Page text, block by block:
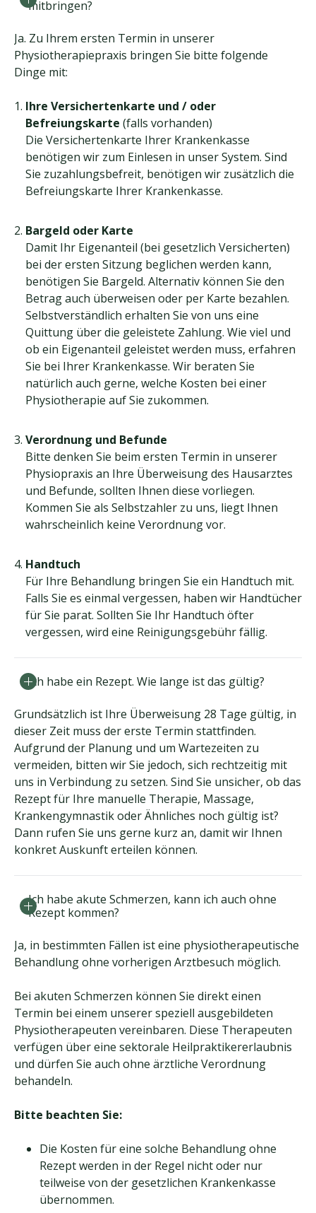
mitbringen?
Ja. Zu Ihrem ersten Termin in unserer
Physiotherapiepraxis bringen Sie bitte folgende
Dinge mit:
Ihre Versichertenkarte und / oder
Befreiungskarte (falls vorhanden)
Die Versichertenkarte Ihrer Krankenkasse
benötigen wir zum Einlesen in unser System. Sind
Sie zuzahlungsbefreit, benötigen wir zusätzlich die
Befreiungskarte Ihrer Krankenkasse.
Bargeld oder Karte
Damit Ihr Eigenanteil (bei gesetzlich Versicherten)
bei der ersten Sitzung beglichen werden kann,
benötigen Sie Bargeld. Alternativ können Sie den
Betrag auch überweisen oder per Karte bezahlen.
Selbstverständlich erhalten Sie von uns eine
Quittung über die geleistete Zahlung. Wie viel und
ob ein Eigenanteil geleistet werden muss, erfahren
Sie bei Ihrer Krankenkasse. Wir beraten Sie
natürlich auch gerne, welche Kosten bei einer
Physiotherapie auf Sie zukommen.
Verordnung und Befunde
Bitte denken Sie beim ersten Termin in unserer
Physiopraxis an Ihre Überweisung des Hausarztes
und Befunde, sollten Ihnen diese vorliegen.
Kommen Sie als Selbstzahler zu uns, liegt Ihnen
wahrscheinlich keine Verordnung vor.
Handtuch
Für Ihre Behandlung bringen Sie ein Handtuch mit.
Falls Sie es einmal vergessen, haben wir Handtücher
für Sie parat. Sollten Sie Ihr Handtuch öfter
vergessen, wird eine Reinigungsgebühr fällig.
Ich habe ein Rezept. Wie lange ist das gültig?
Grundsätzlich ist Ihre Überweisung 28 Tage gültig, in
dieser Zeit muss der erste Termin stattfinden.
Aufgrund der Planung und um Wartezeiten zu
vermeiden, bitten wir Sie jedoch, sich rechtzeitig mit
uns in Verbindung zu setzen. Sind Sie unsicher, ob das
Rezept für Ihre manuelle Therapie, Massage,
Krankengymnastik oder Ähnliches noch gültig ist?
Dann rufen Sie uns gerne kurz an, damit wir Ihnen
konkret Auskunft erteilen können.
Ich habe akute Schmerzen, kann ich auch ohne
Rezept kommen?
Ja, in bestimmten Fällen ist eine physiotherapeutische
Behandlung ohne vorherigen Arztbesuch möglich.
Bei akuten Schmerzen können Sie direkt einen
Termin bei einem unserer speziell ausgebildeten
Physiotherapeuten vereinbaren. Diese Therapeuten
verfügen über eine sektorale Heilpraktikererlaubnis
und dürfen Sie auch ohne ärztliche Verordnung
behandeln.
Bitte beachten Sie:
Die Kosten für eine solche Behandlung ohne
Rezept werden in der Regel nicht oder nur
teilweise von der gesetzlichen Krankenkasse
übernommen.